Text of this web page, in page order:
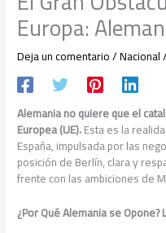
Europa:
Deja un comentario/Nacional
Alemania no quiere que el
Europea (UE).Esta es la
España, impulsada por las
posición de Berlín, clara y
frente con las ambiciones de
¿Por Qué Alemania se Opone?